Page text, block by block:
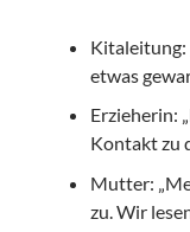
Kitaleitung:
etwas
Erzieherin:
Kontakt zu
Mutter:
zu. Wir